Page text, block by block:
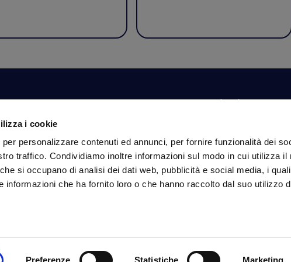
i cookie
personalizzare contenuti ed annunci, per fornire funzionalità dei
traffico. Condividiamo inoltre informazioni sul modo in cui utilizza il
si occupano di analisi dei dati web, pubblicità e social media, i
informazioni che ha fornito loro o che hanno raccolto dal suo utilizzo
Preferenze Statistiche Marketing
Il tuo account
Ordini
Dati personali
Dati per l'accesso
Informazioni
Condizioni di vendita
Pagamenti
Privacy policy